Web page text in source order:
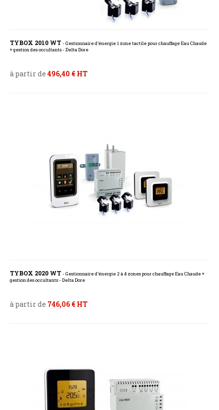
TYBOX 2010 WT - Gestionnaire d’énergie 1 zone tactile pour chauffage Eau Chaude
+ gestion des occultants - Delta Dore
à partir de 496,40 € HT
TYBOX 2020 WT - Gestionnaire d’énergie 2 à 4 zones pour chauffage Eau Chaude +
gestion des occultants - Delta Dore
à partir de 746,06 € HT